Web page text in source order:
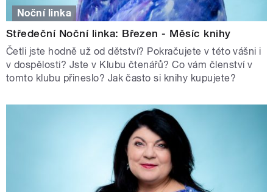
Noční linka
Středeční Noční linka: Březen - Měsíc knihy
Četli jste hodně už od dětství? Pokračujete v této vášni i
v dospělosti? Jste v Klubu čtenářů? Co vám členství v
tomto klubu přineslo? Jak často si knihy kupujete?